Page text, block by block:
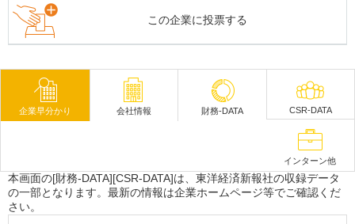
この企業に投票する
企業早分かり 会社情報 財務-DATA CSR-DATA
インターン他
本画面の[財務-DATA][CSR-DATA]は、東洋経済新報社の収録データ
の一部となります。最新の情報は企業ホームページ等でご確認くだ
さい。